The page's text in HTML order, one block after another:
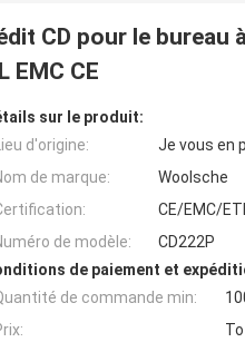
CD pour le bureau
EMC CE
sur le produit:
d'origine:
Je vous en
de marque:
Woolsche
CE/EMC/
de modèle:
CD222P
de paiement et
de commande min: